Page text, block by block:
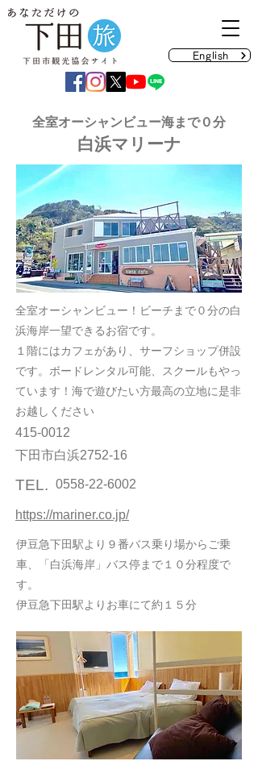
English
全室オーシャンビュー海まで０分
白浜マリーナ
全室オーシャンビュー！ビーチまで０分の白
浜海岸一望できるお宿です。
１階にはカフェがあり、サーフショップ併設
です。ボードレンタル可能、スクールもやっ
ています！海で遊びたい方最高の立地に是非
お越しください
415-0012
下田市白浜2752-16
TEL. 0558-22-6002
https://mariner.co.jp/
伊豆急下田駅より９番バス乗り場からご乗
車、「白浜海岸」バス停まで１０分程度で
す。
伊豆急下田駅よりお車にて約１５分